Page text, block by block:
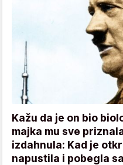
Kažu da je on bio
majka mu sve
izdahnula: Kad je
napustila i pobegla